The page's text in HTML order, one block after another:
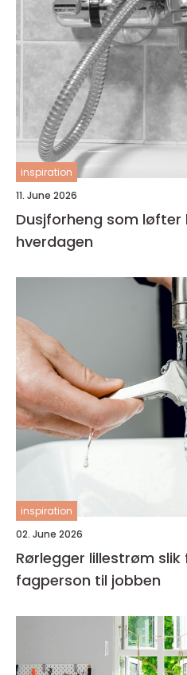
inspiration
11. June 2026
Dusjforheng som
hverdagen
inspiration
02. June 2026
Rørlegger lillestrøm slik finner du riktig
fagperson til jobben